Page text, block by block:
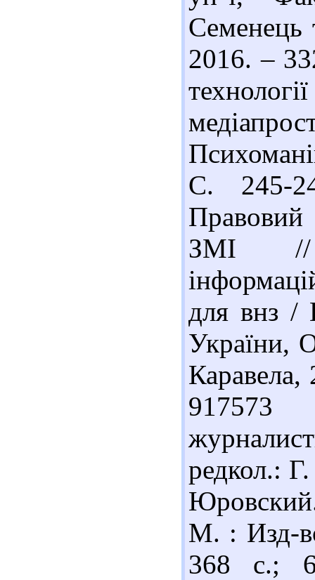
2016. –
С. 245-
Правовий
ЗМІ //
для внз
України,
917573
редкол.:
М. : Изд-
368 с.;